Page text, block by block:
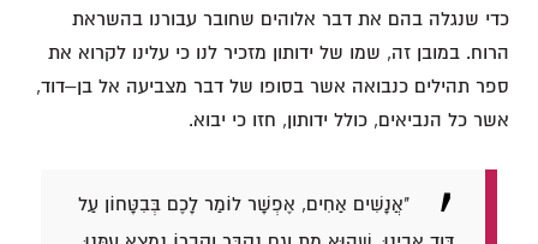
כדי שנגלה בהם את דבר אלוהים שחובר עבורנו בהשראת
הרוח. במובן זה, שמו של ידותון מזכיר לנו כי עלינו לקרוא את
ספר תהילים כנבואה אשר בסופו של דבר מצביעה אל בן–דוד,
אשר כל הנביאים, כולל ידותון, חזו כי יבוא.
"אֲנָשִׁים אַחִים, אֶפְשָׁר לוֹמַר לָכֶם בְּבִטָּחוֹן עַל